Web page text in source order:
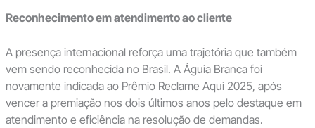
Reconhecimento em atendimento ao cliente
A presença internacional reforça uma trajetória que também
vem sendo reconhecida no Brasil. A Águia Branca foi
novamente indicada ao Prêmio Reclame Aqui 2025, após
vencer a premiação nos dois últimos anos pelo destaque em
atendimento e eficiência na resolução de demandas.